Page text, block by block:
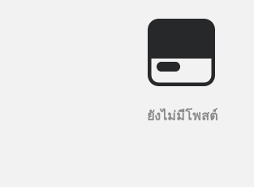
ยังไม่มีโพสต์